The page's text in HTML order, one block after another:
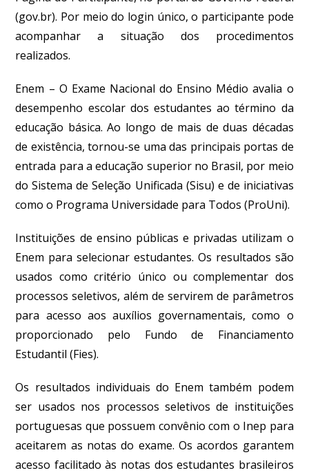
(gov.br). Por meio do login único, o participante pode
acompanhar a situação dos procedimentos
realizados.
Enem – O Exame Nacional do Ensino Médio avalia o
desempenho escolar dos estudantes ao término da
educação básica. Ao longo de mais de duas décadas
de existência, tornou-se uma das principais portas de
entrada para a educação superior no Brasil, por meio
do Sistema de Seleção Unificada (Sisu) e de iniciativas
como o Programa Universidade para Todos (ProUni).
Instituições de ensino públicas e privadas utilizam o
Enem para selecionar estudantes. Os resultados são
usados como critério único ou complementar dos
processos seletivos, além de servirem de parâmetros
para acesso aos auxílios governamentais, como o
proporcionado pelo Fundo de Financiamento
Estudantil (Fies).
Os resultados individuais do Enem também podem
ser usados nos processos seletivos de instituições
portuguesas que possuem convênio com o Inep para
aceitarem as notas do exame. Os acordos garantem
acesso facilitado às notas dos estudantes brasileiros